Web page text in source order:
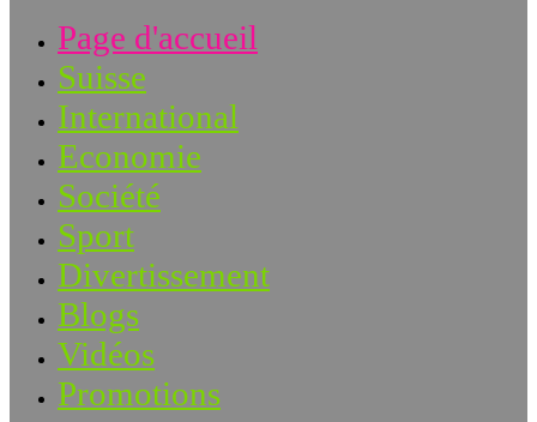
Page d'accueil
Suisse
International
Economie
Société
Sport
Divertissement
Blogs
Vidéos
Promotions